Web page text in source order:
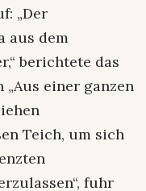
„Der
aus dem
berichtete das
einer ganzen
Teich, um sich
fuhr